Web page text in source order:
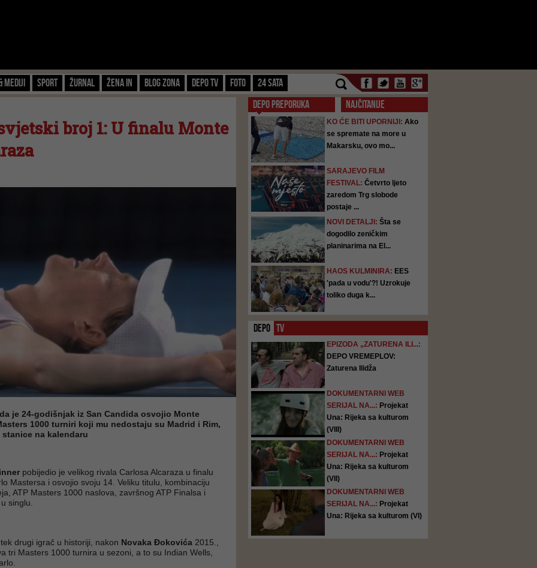
Mediji Sport Žurnal Žena IN Blog zona Depo TV FOTO 24 SATA
broj 1: U finalu Monte
je 24-godišnjak iz San Candida osvojio Monte
1000 turniri koji mu nedostaju su Madrid i Rim,
na kalendaru
pobijedio je velikog rivala Carlosa Alcaraza u finalu
Mastersa i osvojio svoju 14. Veliku titulu, kombinaciju
ATP Masters 1000 naslova, završnog ATP Finalsa i
singlu.
drugi igrač u historiji, nakon Novaka Đokovića 2015.,
tri Masters 1000 turnira u sezoni, a to su Indian Wells,
DEPO PREPORUKA NAJČITANIJE
KO ĆE BITI UPORNIJI: Ako
se spremate na more u
Makarsku, ovo mo...
SARAJEVO FILM
FESTIVAL: Četvrto ljeto
zaredom Trg slobode
postaje ...
NOVI DETALJI: Šta se
dogodilo zeničkim
planinarima na El...
HAOS KULMINIRA: EES
'pada u vodu'?! Uzrokuje
toliko duga k...
DEPO TV
EPIZODA „ZATURENA ILI...:
DEPO VREMEPLOV:
Zaturena Ilidža
DOKUMENTARNI WEB
SERIJAL NA...: Projekat
Una: Rijeka sa kulturom
(VIII)
DOKUMENTARNI WEB
SERIJAL NA...: Projekat
Una: Rijeka sa kulturom
(VII)
DOKUMENTARNI WEB
SERIJAL NA...: Projekat
Una: Rijeka sa kulturom (VI)